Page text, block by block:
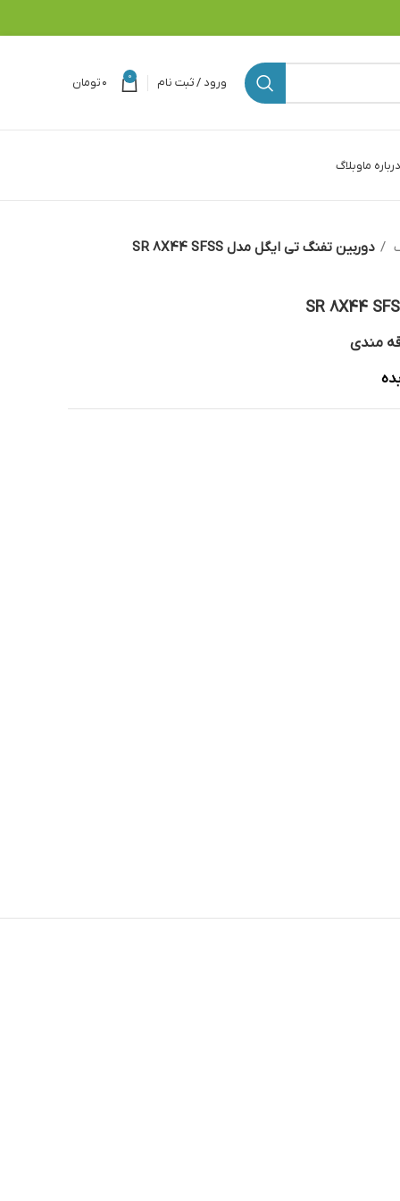
ورود / ثبت نام 0 ۰تومان
درباره ماوبلاگ
دوربین تفنگ تی ایگل مدل SR 8X44 SFSS
مندی